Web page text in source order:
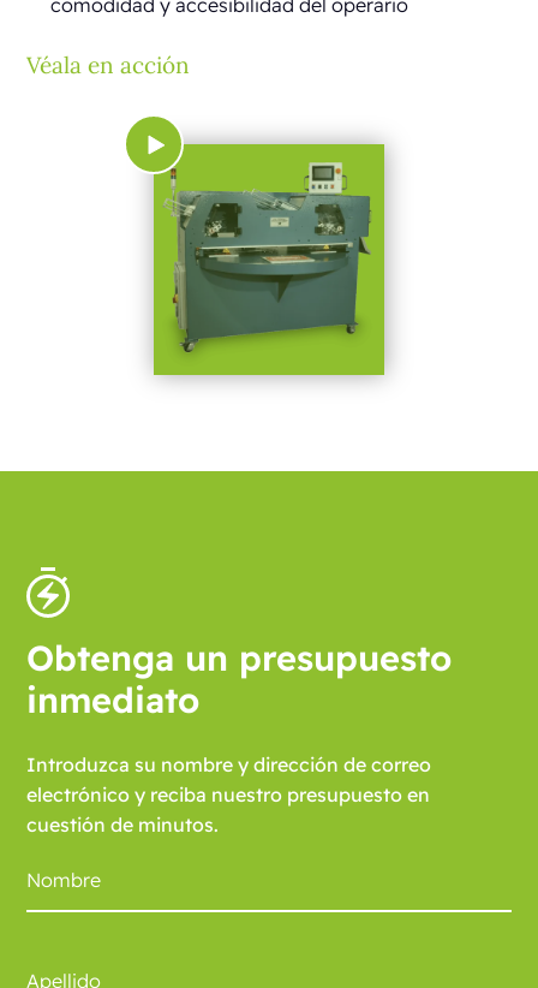
comodidad y accesibilidad del operario
Véala en acción
Obtenga un presupuesto
inmediato
Introduzca su nombre y dirección de correo
electrónico y reciba nuestro presupuesto en
cuestión de minutos.